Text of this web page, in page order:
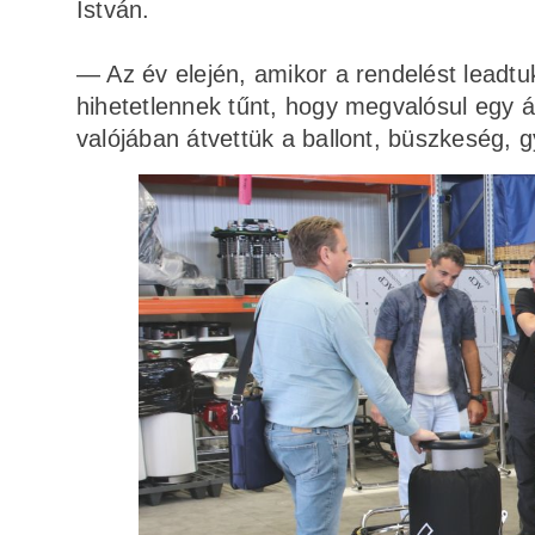
István.
— Az év elején, amikor a rendelést
hihetetlennek tűnt, hogy megvalósul egy
valójában átvettük a ballont, büszkeség,